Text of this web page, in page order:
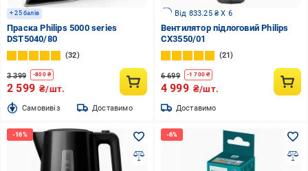
+ 25 балів
Праска Philips 5000 series
DST5040/80
32
3 399 -800₴
2 599 ₴/шт.
Cамовивіз Доставимо
Від 833.25 ₴ X 6
Вентилятор підлоговий Philips
CX3550/01
21
6 699 -1 700 ₴
4 999 ₴/шт.
Доставимо